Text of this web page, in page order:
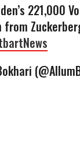
221,000
from